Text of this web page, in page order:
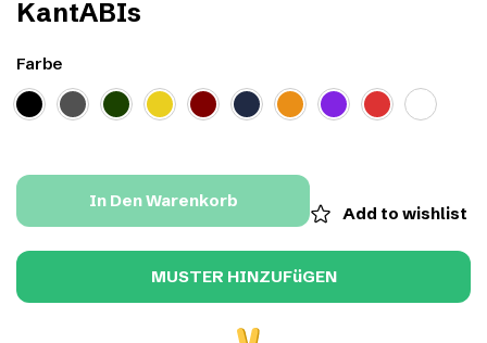
KantABIs
Farbe
In Den Warenkorb
Add to wishlist